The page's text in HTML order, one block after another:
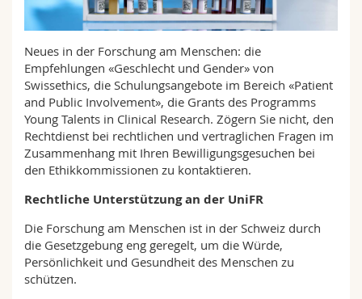
Math.-Nat. und Med. Fak.
Interfakultär
Mitarbeitende
Doktorierende
Webmail
Vorlesungsverzeichnis
MyUnifr
Neues in der Forschung am Menschen: die
Empfehlungen «Geschlecht und Gender» von
Swissethics, die Schulungsangebote im Bereich «Patient
and Public Involvement», die Grants des Programms
Young Talents in Clinical Research. Zögern Sie nicht, den
Rechtdienst bei rechtlichen und vertraglichen Fragen im
Zusammenhang mit Ihren Bewilligungsgesuchen bei
den Ethikkommissionen zu kontaktieren.
Rechtliche Unterstützung an der UniFR
Die Forschung am Menschen ist in der Schweiz durch
die Gesetzgebung eng geregelt, um die Würde,
Persönlichkeit und Gesundheit des Menschen zu
schützen.